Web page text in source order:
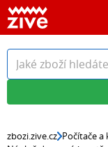
zbozi.zive.cz Počítače a